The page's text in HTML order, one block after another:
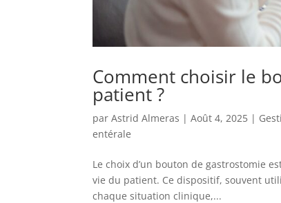
Comment choisir le
patient ?
parAstrid Almeras |Août 4, 2025 |
entérale
Le choix d’un bouton de gastrostomie
vie du patient. Ce dispositif, souvent
chaque situation clinique,...